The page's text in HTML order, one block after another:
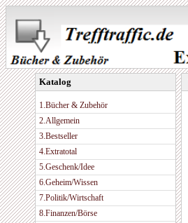
Katalog
1.Bücher & Zubehör
2.Allgemein
3.Bestseller
4.Extratotal
5.Geschenk/Idee
6.Geheim/Wissen
7.Politik/Wirtschaft
8.Finanzen/Börse